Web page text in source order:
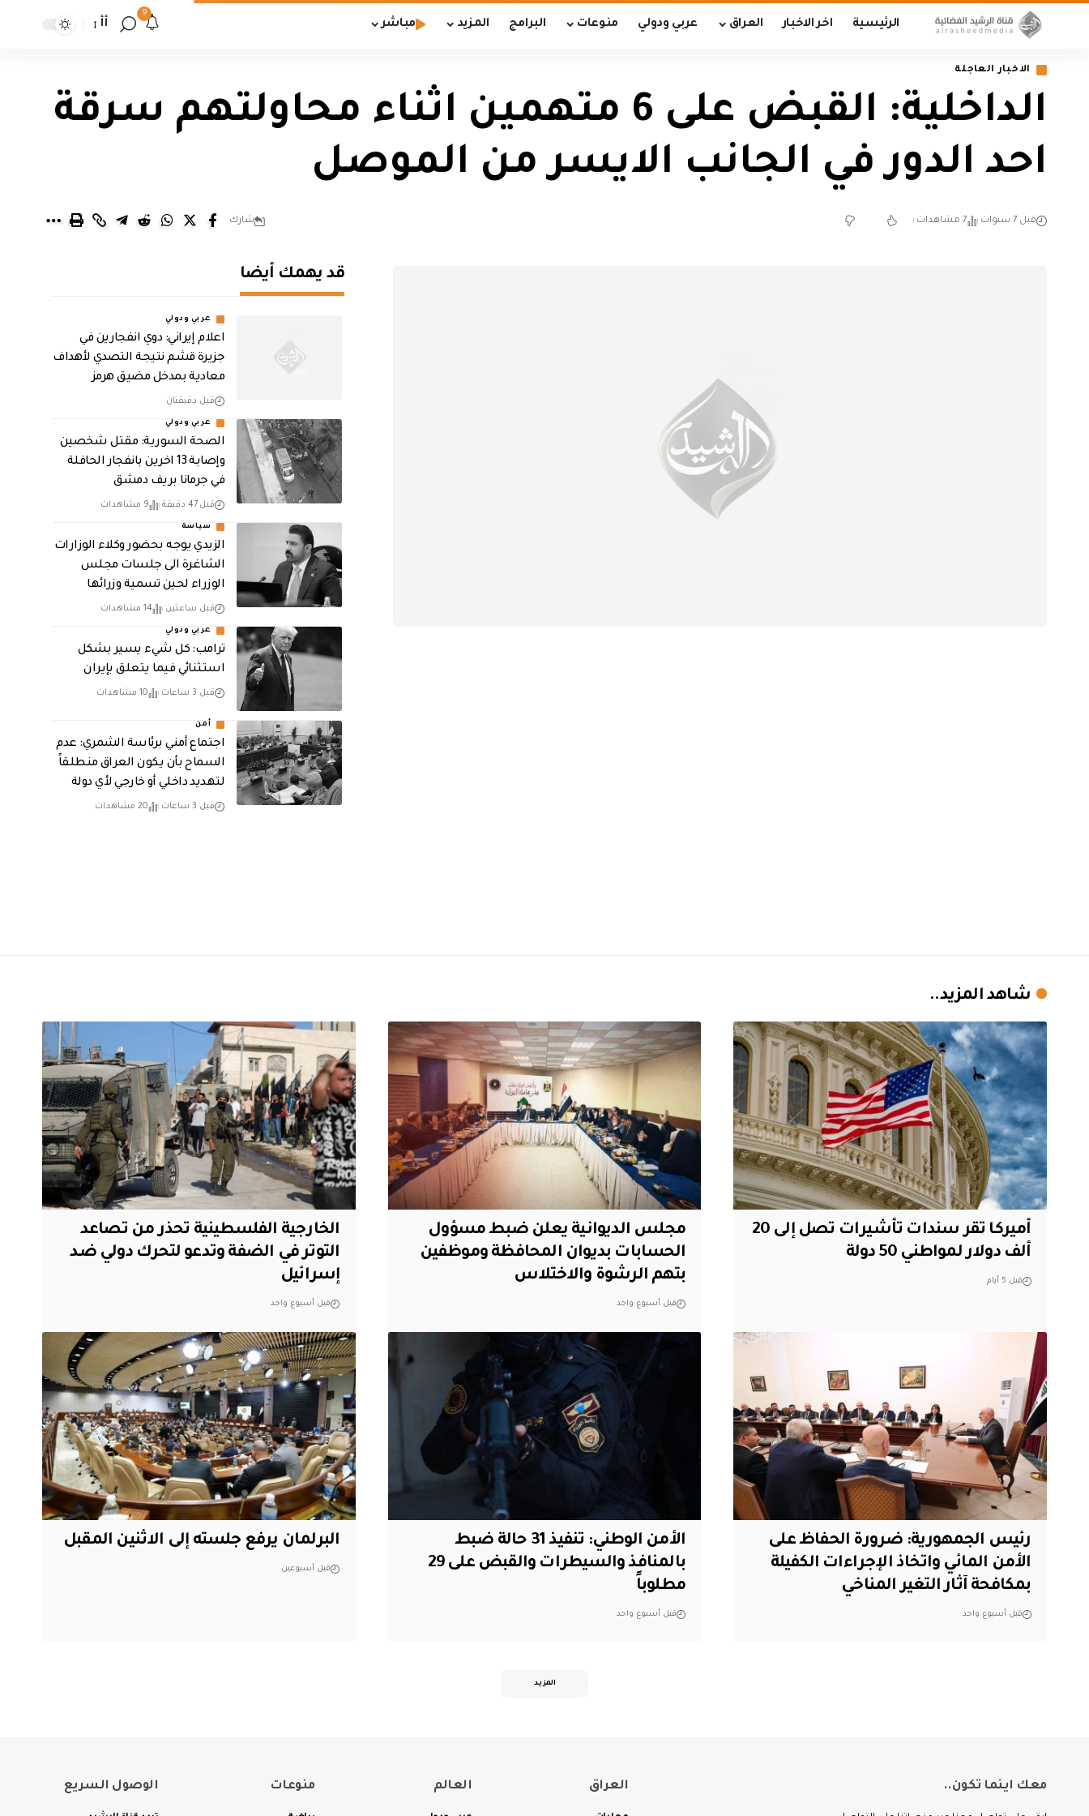
الرئيسية اخر الاخبار العراق عربي ودولي منوعات البرامج المزيد مباشر
9
أأ
الاخبار العاجلة
الداخلية: القبض على 6 متهمين اثناء محاولتهم سرقة
احد الدور في الجانب الايسر من الموصل
قبل 7 سنوات 7 مشاهدات شارك
قد يهمك أيضا
عربي ودولي
اعلام إيراني: دوي انفجارين في
جزيرة قشم نتيجة التصدي لأهداف
معادية بمدخل مضيق هرمز
قبل دقيقتان
عربي ودولي
الصحة السورية: مقتل شخصين
وإصابة 13 اخرين بانفجار الحافلة
في جرمانا بريف دمشق
قبل 47 دقيقة 9 مشاهدات
سياسة
الزيدي يوجه بحضور وكلاء الوزارات
الشاغرة الى جلسات مجلس
الوزراء لحين تسمية وزرائها
قبل ساعتين 14 مشاهدات
عربي ودولي
ترامب: كل شيء يسير بشكل
استثنائي فيما يتعلق بإيران
قبل 3 ساعات 10 مشاهدات
أمن
اجتماع أمني برئاسة الشمري: عدم
السماح بأن يكون العراق منطلقاً
لتهديد داخلي أو خارجي لأي دولة
قبل 3 ساعات 20 مشاهدات
شاهد المزيد..
أميركا تقر سندات تأشيرات تصل إلى 20
ألف دولار لمواطني 50 دولة
قبل 5 أيام
مجلس الديوانية يعلن ضبط مسؤول
الحسابات بديوان المحافظة وموظفين
بتهم الرشوة والاختلاس
قبل أسبوع واحد
الخارجية الفلسطينية تحذر من تصاعد
التوتر في الضفة وتدعو لتحرك دولي ضد
إسرائيل
قبل أسبوع واحد
رئيس الجمهورية: ضرورة الحفاظ على
الأمن المائي واتخاذ الإجراءات الكفيلة
بمكافحة آثار التغير المناخي
قبل أسبوع واحد
الأمن الوطني: تنفيذ 31 حالة ضبط
بالمنافذ والسيطرات والقبض على 29
مطلوباً
قبل أسبوع واحد
البرلمان يرفع جلسته إلى الاثنين المقبل
قبل أسبوعين
المزيد
معك اينما تكون.. العراق العالم منوعات الوصول السريع